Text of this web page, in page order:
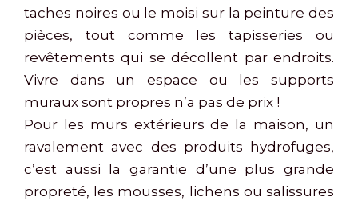
taches noires ou le moisi sur la peinture des
pièces, tout comme les tapisseries ou
revêtements qui se décollent par endroits.
Vivre dans un espace ou les supports
muraux sont propres n’a pas de prix !
Pour les murs extérieurs de la maison, un
ravalement avec des produits hydrofuges,
c’est aussi la garantie d’une plus grande
propreté, les mousses, lichens ou salissures